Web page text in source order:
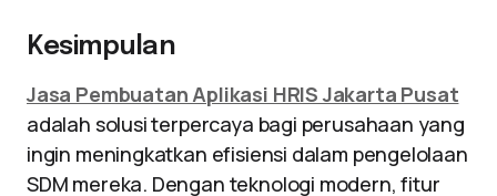
Kesimpulan
Jasa Pembuatan Aplikasi HRIS Jakarta Pusat
adalah solusi terpercaya bagi perusahaan yang
ingin meningkatkan efisiensi dalam pengelolaan
SDM mereka. Dengan teknologi modern, fitur